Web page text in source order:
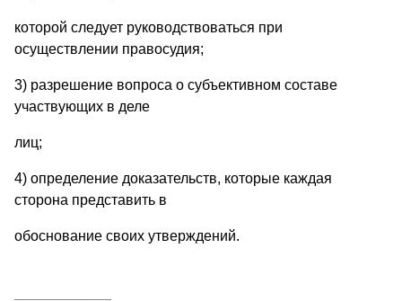
которой следует руководствоваться при
осуществлении правосудия;
3) разрешение вопроса о субъективном составе
участвующих в деле
лиц;
4) определение доказательств, которые каждая
сторона представить в
обоснование своих утверждений.